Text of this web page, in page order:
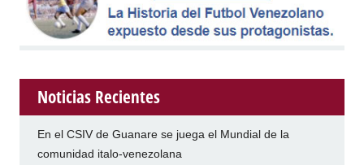
Noticias Recientes
En el CSIV de Guanare se juega el Mundial de la
comunidad italo-venezolana